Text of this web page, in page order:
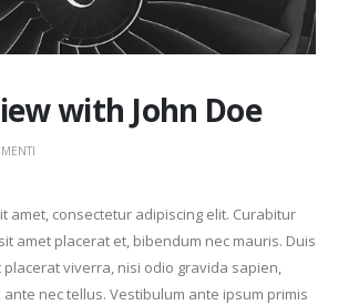
with John Doe
amet, consectetur adipiscing elit. Curabitur
amet placerat et, bibendum nec mauris. Duis
viverra, nisi odio gravida sapien,
nec tellus. Vestibulum ante ipsum primis